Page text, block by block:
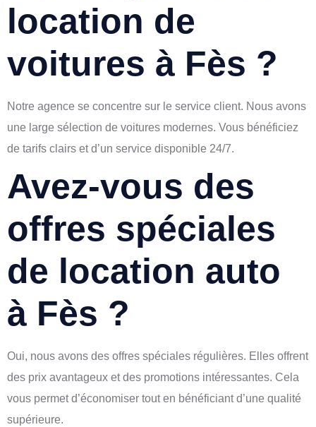
location de
voitures à Fès ?
Notre agence se concentre sur le service client. Nous avons
une large sélection de voitures modernes. Vous bénéficiez
de tarifs clairs et d’un service disponible 24/7.
Avez-vous des
offres spéciales
de location auto
à Fès ?
Oui, nous avons des offres spéciales régulières. Elles offrent
des prix avantageux et des promotions intéressantes. Cela
vous permet d’économiser tout en bénéficiant d’une qualité
supérieure.